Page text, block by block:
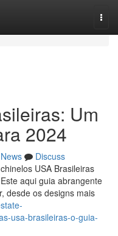
Um
2024
News
Discuss
USA Brasileiras
aqui guia abrangente
desde os designs mais
usa-brasileiras-o-guia-